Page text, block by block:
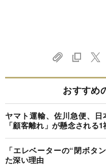
おすすめ
ヤマト運輸、佐川急便、
「顧客離れ」が懸念される
「エレベーターの“閉ボタ
た深い理由